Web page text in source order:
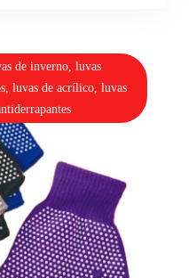
de inverno, luvas
luvas de acrílico, luvas